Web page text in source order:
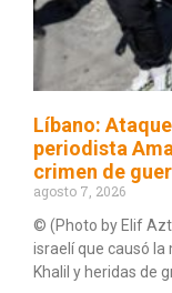
Líbano:
periodista
crimen de
agosto 7, 2026
© (Photo by Elif
israelí que causó la
Khalil y heridas de